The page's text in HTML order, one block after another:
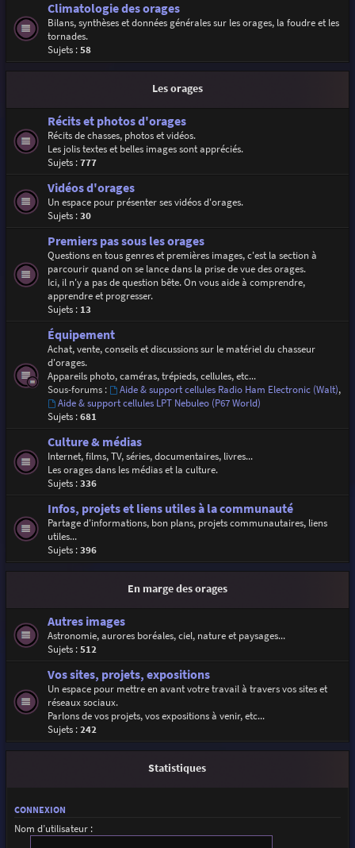
Climatologie des orages
Bilans, synthèses et données générales sur les orages, la foudre et les
tornades.
Sujets :58
Les orages
Récits et photos d'orages
Récits de chasses, photos et vidéos.
Les jolis textes et belles images sont appréciés.
Sujets :777
Vidéos d'orages
Un espace pour présenter ses vidéos d'orages.
Sujets :30
Premiers pas sous les orages
Questions en tous genres et premières images, c'est la section à
parcourir quand on se lance dans la prise de vue des orages.
Ici, il n'y a pas de question bête. On vous aide à comprendre,
apprendre et progresser.
Sujets : 13
Équipement
Achat, vente, conseils et discussions sur le matériel du chasseur
d'orages.
Appareils photo, caméras, trépieds, cellules, etc...
Sous-forums :
Aide & support cellules Radio Ham Electronic (Walt),
Aide & support cellules LPT Nebuleo (P67 World)
Sujets :681
Culture & médias
Internet, films, TV, séries, documentaires, livres...
Les orages dans les médias et la culture.
Sujets :336
Infos, projets et liens utiles à la communauté
Partage d'informations, bon plans, projets communautaires, liens
utiles...
Sujets :396
En marge des orages
Autres images
Astronomie, aurores boréales, ciel, nature et paysages...
Sujets :512
Vos sites, projets, expositions
Un espace pour mettre en avant votre travail à travers vos sites et
réseaux sociaux.
Parlons de vos projets, vos expositions à venir, etc...
Sujets :242
Statistiques
CONNEXION
Nom d’utilisateur :